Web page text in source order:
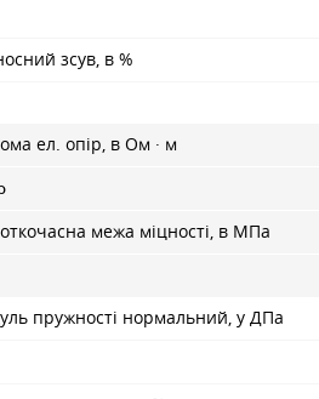
зсув, в %
ел. опір, в Ом · м
межа міцності, в МПа
пружності нормальний, у ДПа